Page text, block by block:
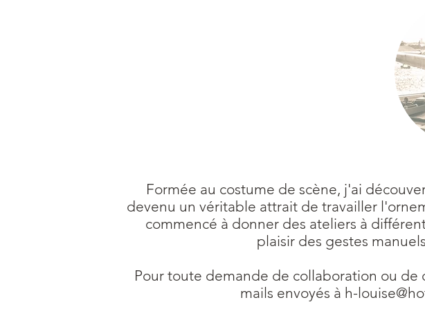
Formée au costume de scène, j'ai
devenu un véritable attrait de travailler
commencé à donner des ateliers à
plaisir des gestes
Pour toute demande de collaboration ou de
mails envoyés à h-